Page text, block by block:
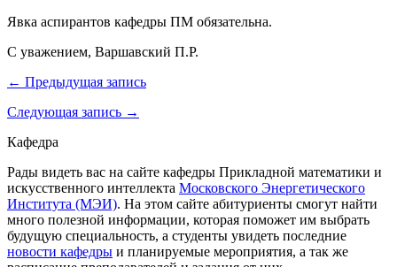
Явка аспирантов кафедры ПМ обязательна.
С уважением, Варшавский П.Р.
← Предыдущая запись
Следующая запись →
Кафедра
Рады видеть вас на сайте кафедры Прикладной математики и
искусственного интеллекта Московского Энергетического
Института (МЭИ). На этом сайте абитуриенты смогут найти
много полезной информации, которая поможет им выбрать
будущую специальность, а студенты увидеть последние
новости кафедры и планируемые мероприятия, а так же